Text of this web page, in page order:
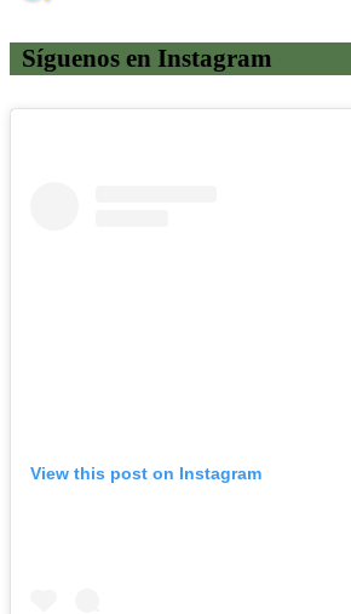
Síguenos en Instagram
View this post on Instagram